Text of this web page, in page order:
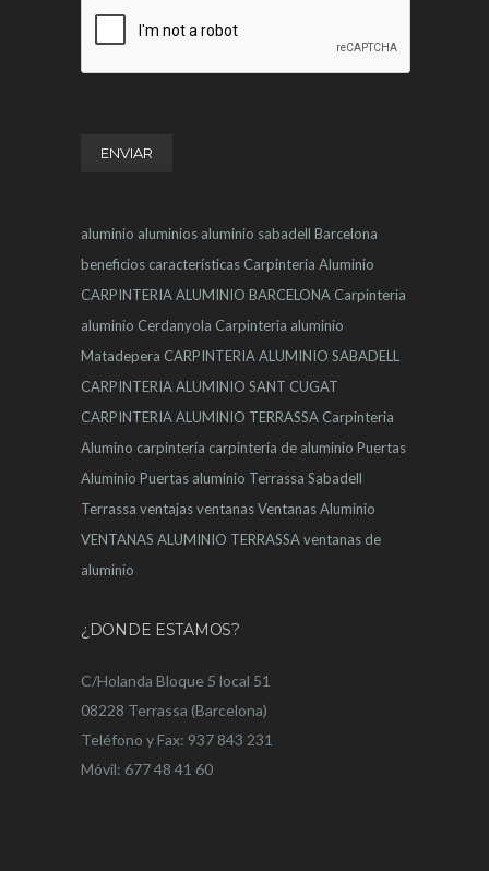
aluminio aluminios aluminio sabadell Barcelona
beneficios características Carpinteria Aluminio
CARPINTERIA ALUMINIO BARCELONA Carpinteria
aluminio Cerdanyola Carpinteria aluminio
Matadepera CARPINTERIA ALUMINIO SABADELL
CARPINTERIA ALUMINIO SANT CUGAT
CARPINTERIA ALUMINIO TERRASSA Carpinteria
Alumino carpintería carpintería de aluminio Puertas
Aluminio Puertas aluminio Terrassa Sabadell
Terrassa ventajasventanasVentanas Aluminio
VENTANAS ALUMINIO TERRASSAventanas de
aluminio
¿DONDE ESTAMOS?
C/Holanda Bloque 5 local 51
08228 Terrassa (Barcelona)
Teléfono y Fax: 937 843 231
Móvil: 677 48 41 60